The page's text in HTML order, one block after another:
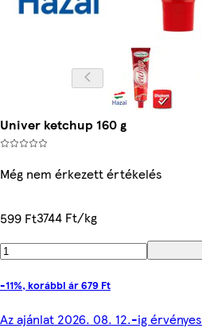
Univer ketchup 160 g
Még nem érkezett értékelés
599 Ft3744 Ft/kg
-11%, korábbi ár 679 Ft
Az ajánlat 2026. 08. 12.-ig érvényes